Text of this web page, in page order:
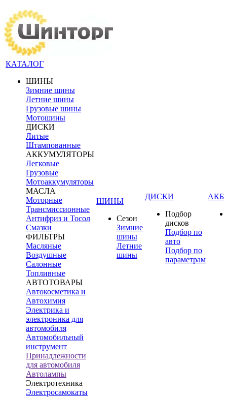
КАТАЛОГ
ШИНЫ
Зимние шины
Летние шины
Грузовые шины
Мотошины
ДИСКИ
Литые
Штампованные
АККУМУЛЯТОРЫ
Легковые
Грузовые
Мотоаккумуляторы
МАСЛА
Моторные
Трансмиссионные
Антифриз и Тосол
Смазки
ФИЛЬТРЫ
Масляные
Воздушные
Салонные
Топливные
АВТОТОВАРЫ
Автокосметика и
Автохимия
Электрика и
электроника для
автомобиля
Автомобильный
инструмент
Принадлежности
для автомобиля
Автолампы
Электротехника
Электросамокаты
ШИНЫ
Сезон
Зимние
шины
Летние
шины
ДИСКИ
Подбор
дисков
Подбор по
авто
Подбор по
параметрам
АКБ